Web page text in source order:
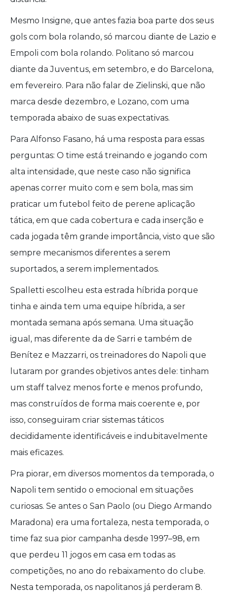
Mesmo Insigne, que antes fazia boa parte dos seus
gols com bola rolando, só marcou diante de Lazio e
Empoli com bola rolando. Politano só marcou
diante da Juventus, em setembro, e do Barcelona,
em fevereiro. Para não falar de Zielinski, que não
marca desde dezembro, e Lozano, com uma
temporada abaixo de suas expectativas.
Para Alfonso Fasano, há uma resposta para essas
perguntas: O time está treinando e jogando com
alta intensidade, que neste caso não significa
apenas correr muito com e sem bola, mas sim
praticar um futebol feito de perene aplicação
tática, em que cada cobertura e cada inserção e
cada jogada têm grande importância, visto que são
sempre mecanismos diferentes a serem
suportados, a serem implementados.
Spalletti escolheu esta estrada híbrida porque
tinha e ainda tem uma equipe híbrida, a ser
montada semana após semana. Uma situação
igual, mas diferente da de Sarri e também de
Benítez e Mazzarri, os treinadores do Napoli que
lutaram por grandes objetivos antes dele: tinham
um staff talvez menos forte e menos profundo,
mas construídos de forma mais coerente e, por
isso, conseguiram criar sistemas táticos
decididamente identificáveis ​​e indubitavelmente
mais eficazes.
Pra piorar, em diversos momentos da temporada, o
Napoli tem sentido o emocional em situações
curiosas. Se antes o San Paolo (ou Diego Armando
Maradona) era uma fortaleza, nesta temporada, o
time faz sua pior campanha desde 1997–98, em
que perdeu 11 jogos em casa em todas as
competições, no ano do rebaixamento do clube.
Nesta temporada, os napolitanos já perderam 8.